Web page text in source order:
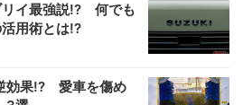
リイ最強説!? 何でも
用術とは!?
効果!? 愛車を傷め